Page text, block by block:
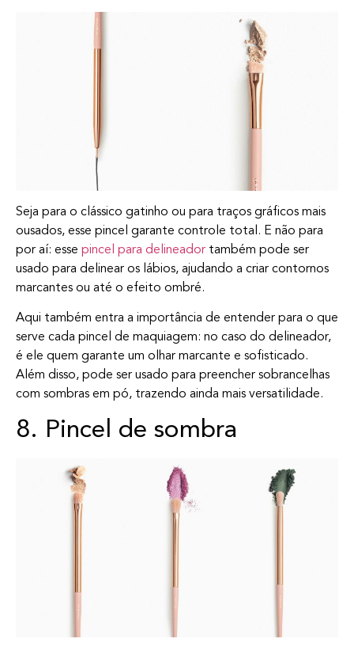
Seja para o clássico gatinho ou para traços gráficos mais
ousados, esse pincel garante controle total. E não para
por aí: esse pincel para delineador também pode ser
usado para delinear os lábios, ajudando a criar contornos
marcantes ou até o efeito ombré.
Aqui também entra a importância de entender para o que
serve cada pincel de maquiagem: no caso do delineador,
é ele quem garante um olhar marcante e sofisticado.
Além disso, pode ser usado para preencher sobrancelhas
com sombras em pó, trazendo ainda mais versatilidade.
8. Pincel de sombra